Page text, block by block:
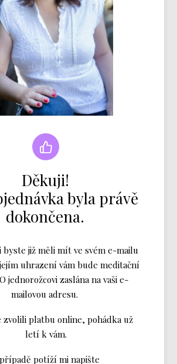
Děkuji!
byla právě
dokončena.
již měli mít ve svém e-mailu
uhrazení vám bude meditační
jednorožcovi zaslána na vaši e-
mailovou adresu.
zvolili platbu online, pohádka už
letí k vám.
potíží mi napište